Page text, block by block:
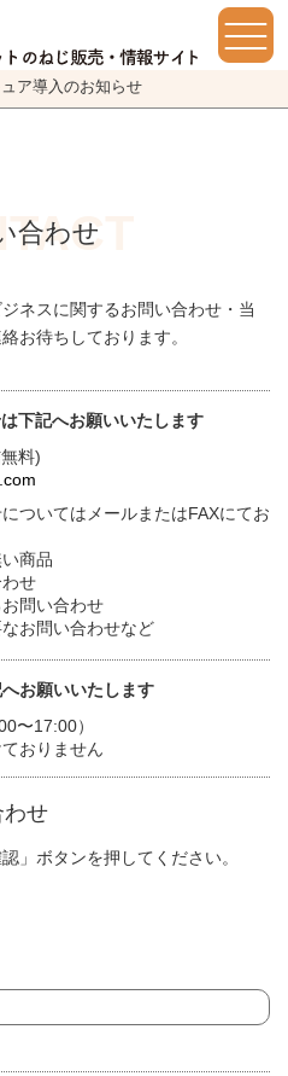
ア導入のお知らせ
合わせ
ネスに関するお問い合わせ・当
お待ちしております。
下記へお願いいたします
料)
ついてはメールまたはFAXにてお
商品
せ
問い合わせ
お問い合わせなど
お願いいたします
〜17:00）
おりません
わせ
」ボタンを押してください。